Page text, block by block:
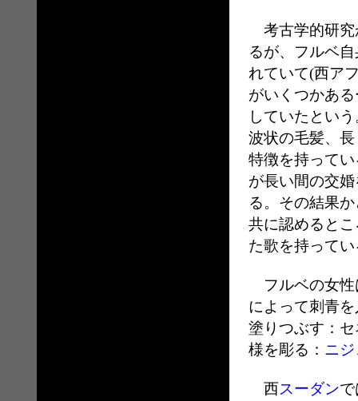
考古学的研究
るが、フルベ
れていて(西ア
がいくつかある
していたとい
波状の毛髪、
特徴を持って
が長い間の交
る。その結果
共に認めると
た歌を持って
フルベの女性
によって刺青
塗りつぶす：
様を彫る： ニ
西スーダン